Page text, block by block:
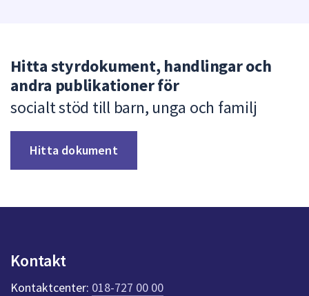
Hitta styrdokument, handlingar och
andra publikationer för
socialt stöd till barn, unga och familj
Hitta dokument
Kontakt
Kontaktcenter: 018-727 00 00